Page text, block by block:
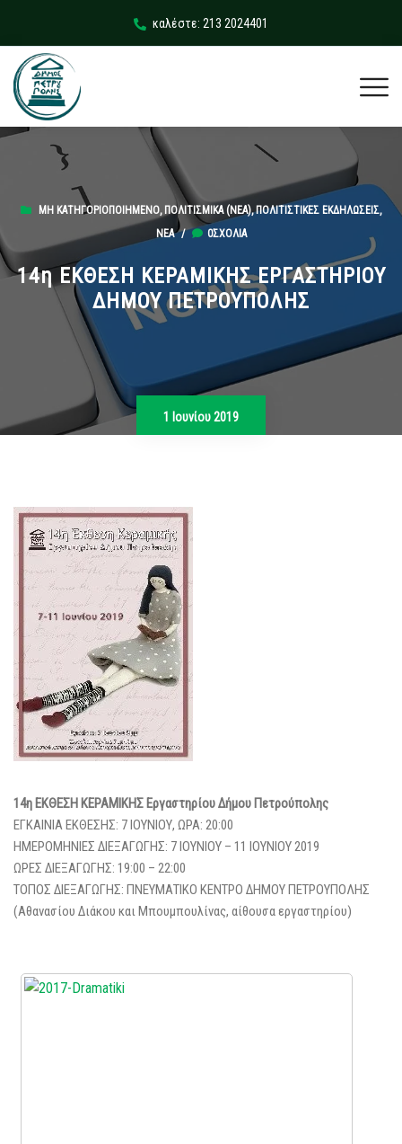
καλέστε: 213 2024401
ΜΗ ΚΑΤΗΓΟΡΙΟΠΟΙΗΜΈΝΟ, ΠΟΛΙΤΙΣΜΙΚΆ (ΝΕΑ),ΠΟΛΙΤΙΣΤΙΚΈΣ ΕΚΔΗΛΏΣΕΙΣ,
ΝΈΑ/ 0ΣΧΌΛΙΑ
14η ΕΚΘΕΣΗ ΚΕΡΑΜΙΚΗΣ ΕΡΓΑΣΤΗΡΙΟΥ
ΔΗΜΟΥ ΠΕΤΡΟΥΠΟΛΗΣ
1 Ιουνίου 2019
14η ΕΚΘΕΣΗ ΚΕΡΑΜΙΚΗΣ Εργαστηρίου Δήμου Πετρούπολης
ΕΓΚΑΙΝΙΑ ΕΚΘΕΣΗΣ: 7 ΙΟΥΝΙΟΥ, ΩΡΑ: 20:00
ΗΜΕΡΟΜΗΝΙΕΣ ΔΙΕΞΑΓΩΓΗΣ: 7 ΙΟΥΝΙΟΥ – 11 ΙΟΥΝΙΟΥ 2019
ΩΡΕΣ ΔΙΕΞΑΓΩΓΗΣ: 19:00 – 22:00
ΤΟΠΟΣ ΔΙΕΞΑΓΩΓΗΣ: ΠΝΕΥΜΑΤΙΚΟ ΚΕΝΤΡΟ ΔΗΜΟΥ ΠΕΤΡΟΥΠΟΛΗΣ
(Αθανασίου Διάκου και Μπουμπουλίνας, αίθουσα εργαστηρίου)